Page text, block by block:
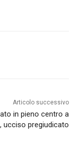
Articolo successivo
in pieno centro a
ucciso pregiudicato